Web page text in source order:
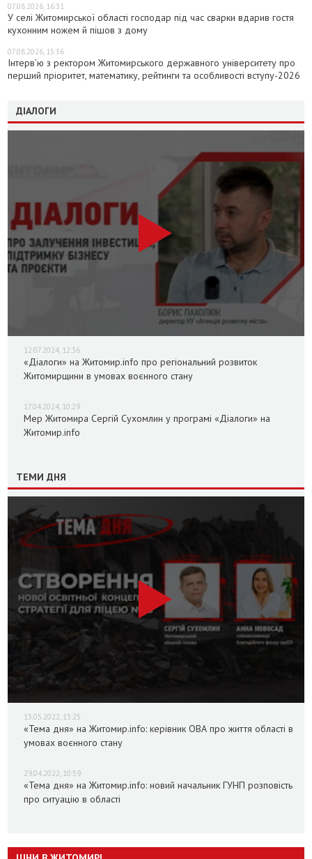
07.08.2026, 16:31
У селі Житомирської області господар під час сварки вдарив гостя
кухонним ножем й пішов з дому
07.08.2026, 15:36
Інтерв’ю з ректором Житомирського державного університету про
перший пріоритет, математику, рейтинги та особливості вступу-2026
ДІАЛОГИ
12.07.2024, 12:36
«Діалоги» на Житомир.info про регіональний розвиток
Житомирщини в умовах воєнного стану
17.04.2024, 10:29
Мер Житомира Сергій Сухомлин у програмі «Діалоги» на
Житомир.info
ТЕМИ ДНЯ
13.05.2022, 13:25
«Тема дня» на Житомир.info: керівник ОВА про життя області в
умовах воєнного стану
29.04.2022, 10:59
«Тема дня» на Житомир.info: новий начальник ГУНП розповість
про ситуацію в області